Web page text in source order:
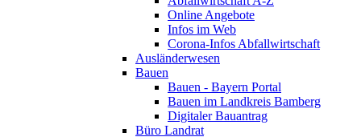
Online Angebote
Infos im Web
Corona-Infos Abfallwirtschaft
Ausländerwesen
Bauen
Bauen - Bayern Portal
Bauen im Landkreis Bamberg
Digitaler Bauantrag
Büro Landrat